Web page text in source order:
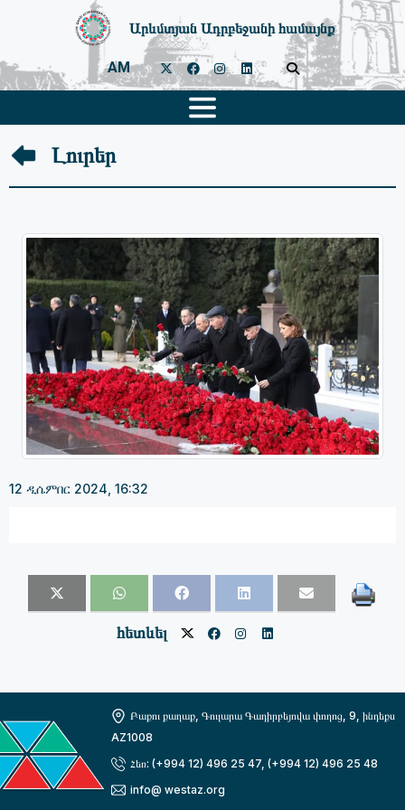
Արևմտյան Ադրբեջանի համայնք
AM
Լուրեր
12 ዲሴምበር 2024, 16:32
հետևել
Բաքու քաղաք, Գուլարա Գադիրբեյովա փողոց, 9, ինդեքս
AZ1008
Հեռ: (+994 12) 496 25 47, (+994 12) 496 25 48
info@ westaz.org